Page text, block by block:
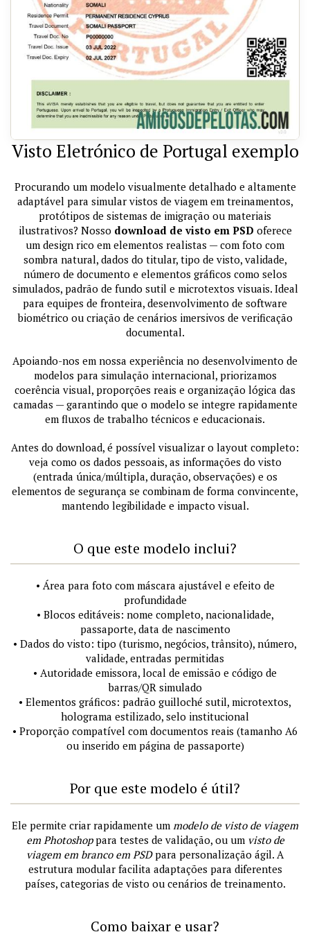
Visto Eletrónico de Portugal exemplo
Procurando um modelo visualmente detalhado e altamente
adaptável para simular vistos de viagem em treinamentos,
protótipos de sistemas de imigração ou materiais
ilustrativos? Nosso download de visto em PSD oferece
um design rico em elementos realistas — com foto com
sombra natural, dados do titular, tipo de visto, validade,
número de documento e elementos gráficos como selos
simulados, padrão de fundo sutil e microtextos visuais. Ideal
para equipes de fronteira, desenvolvimento de software
biométrico ou criação de cenários imersivos de verificação
documental.
Apoiando-nos em nossa experiência no desenvolvimento de
modelos para simulação internacional, priorizamos
coerência visual, proporções reais e organização lógica das
camadas — garantindo que o modelo se integre rapidamente
em fluxos de trabalho técnicos e educacionais.
Antes do download, é possível visualizar o layout completo:
veja como os dados pessoais, as informações do visto
(entrada única/múltipla, duração, observações) e os
elementos de segurança se combinam de forma convincente,
mantendo legibilidade e impacto visual.
O que este modelo inclui?
• Área para foto com máscara ajustável e efeito de
profundidade
• Blocos editáveis: nome completo, nacionalidade,
passaporte, data de nascimento
• Dados do visto: tipo (turismo, negócios, trânsito), número,
validade, entradas permitidas
• Autoridade emissora, local de emissão e código de
barras/QR simulado
• Elementos gráficos: padrão guilloché sutil, microtextos,
holograma estilizado, selo institucional
• Proporção compatível com documentos reais (tamanho A6
ou inserido em página de passaporte)
Por que este modelo é útil?
Ele permite criar rapidamente um modelo de visto de viagem
em Photoshoppara testes de validação, ou um visto de
viagem em branco em PSDpara personalização ágil. A
estrutura modular facilita adaptações para diferentes
países, categorias de visto ou cenários de treinamento.
Como baixar e usar?